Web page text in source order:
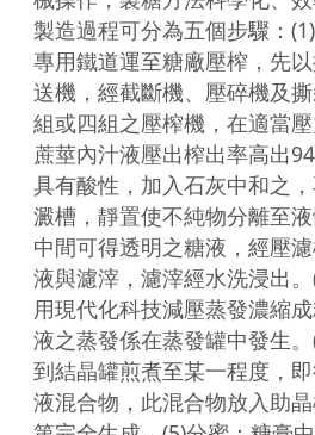
製造過程可分為五個步驟：
專用鐵道運至糖廠壓榨，先
送機，經截斷機、壓碎機及
組或四組之壓榨機，在適當
蔗莖內汁液壓出榨出率高出
具有酸性，加入石灰中和之
澱槽，靜置使不純物分離至
中間可得透明之糖液，經壓
液與濾滓，濾滓經水洗浸出
用現代化科技減壓蒸發濃縮
液之蒸發係在蒸發罐中發生
到結晶罐煎煮至某一程度，
液混合物，此混合物放入助